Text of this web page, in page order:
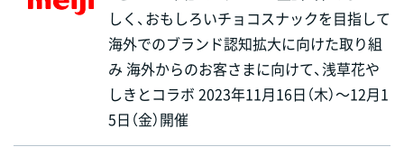
しく、おもしろいチョコスナックを目指して
海外でのブランド認知拡大に向けた取り組
み 海外からのお客さまに向けて、浅草花や
しきとコラボ 2023年11月16日（木）～12月1
5日（金）開催